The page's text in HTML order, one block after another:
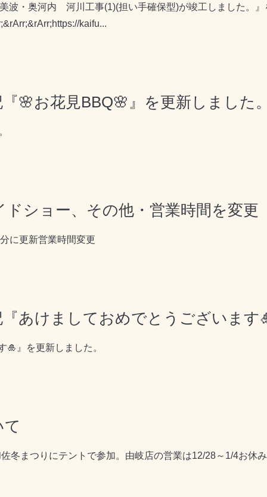
・奥河内 河川工事(1)(担い手確保型)が竣工しました。』
kaifu...
🌸お花見BBQ🌸』を更新しました
ショー、その他・営業時間を変更
に更新営業時間変更
あけましておめでとうございます
🎍』を更新しました。
冬まつりにテントで参加。由岐店の営業は12/28～1/4お休